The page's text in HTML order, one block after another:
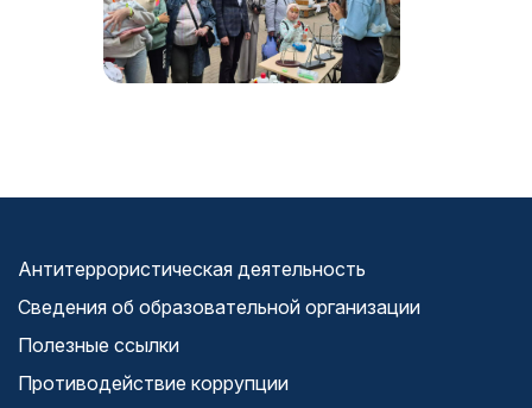
Антитеррористическая деятельность
Сведения об образовательной организации
Полезные ссылки
Противодействие коррупции